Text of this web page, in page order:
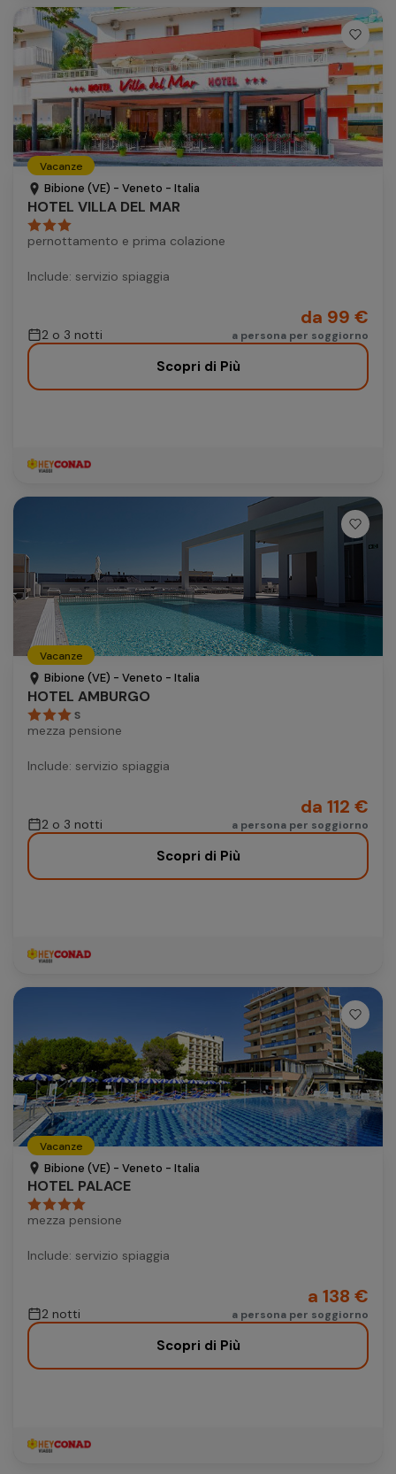
Vacanze
Bibione (VE) - Veneto - Italia
HOTEL VILLA DEL MAR
pernottamento e prima colazione
Include: servizio spiaggia
2 o 3 notti
da 99 €
a persona per soggiorno
Scopri di Più
Vacanze
Bibione (VE) - Veneto - Italia
HOTEL AMBURGO
S
mezza pensione
Include: servizio spiaggia
2 o 3 notti
da 112 €
a persona per soggiorno
Scopri di Più
Vacanze
Bibione (VE) - Veneto - Italia
HOTEL PALACE
mezza pensione
Include: servizio spiaggia
2 notti
a 138 €
a persona per soggiorno
Scopri di Più